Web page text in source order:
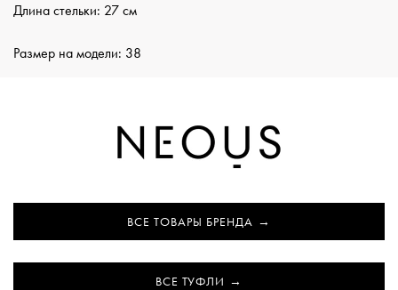
Длина стельки: 27 см
Размер на модели: 38
ВСЕ ТОВАРЫ БРЕНДА
ВСЕ ТУФЛИ